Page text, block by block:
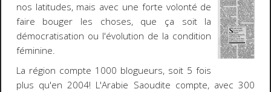
nos latitudes, mais avec une forte volonté de
faire bouger les choses, que ça soit la
démocratisation ou l'évolution de la condition
féminine.
La région compte 1000 blogueurs, soit 5 fois
plus qu'en2004! L'Arabie Saoudite compte, avec300